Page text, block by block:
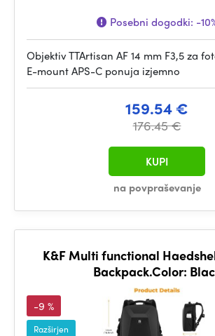
Posebni dogodki: -
Objektiv TTArtisan AF 14 mm F3,5 za
E-mount APS-C ponuja izjemno
159.54 €
176.45 €
na povpraševanje
KUPI
K&F Multi functional
Backpack.Color:
-9 %
Razširjen